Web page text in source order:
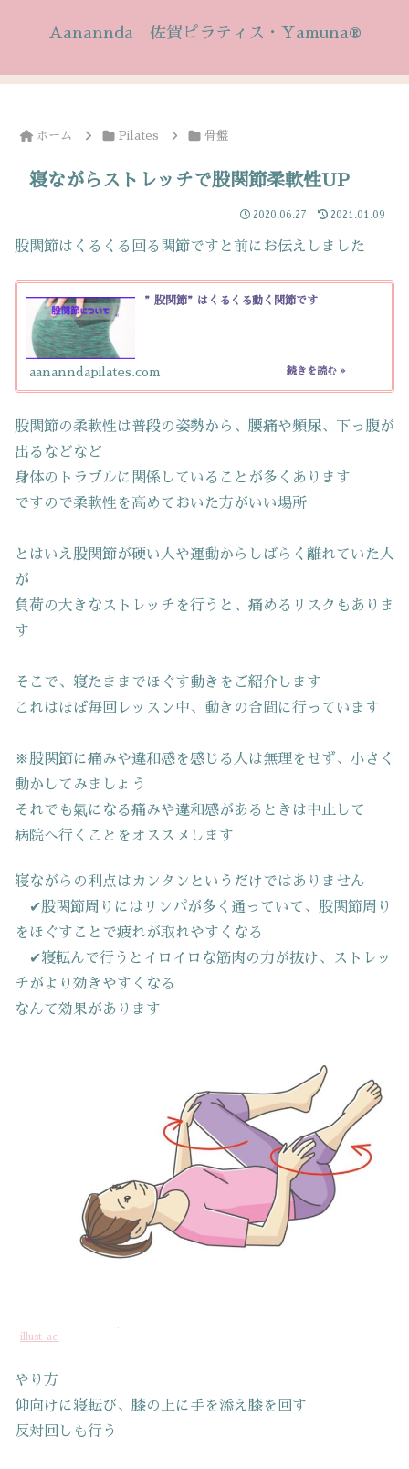
Aanannda 佐賀ピラティス・Yamuna®
ホーム Pilates 骨盤
寝ながらストレッチで股関節柔軟性UP
2020.06.27 2021.01.09
股関節はくるくる回る関節ですと前にお伝えしました
”股関節”はくるくる動く関節です
aananndapilates.com
股関節の柔軟性は普段の姿勢から、腰痛や頻尿、下っ腹が
出るなどなど
身体のトラブルに関係していることが多くあります
ですので柔軟性を高めておいた方がいい場所
とはいえ股関節が硬い人や運動からしばらく離れていた人
が
負荷の大きなストレッチを行うと、痛めるリスクもありま
す
そこで、寝たままでほぐす動きをご紹介します
これはほぼ毎回レッスン中、動きの合間に行っています
※股関節に痛みや違和感を感じる人は無理をせず、小さく
動かしてみましょう
それでも氣になる痛みや違和感があるときは中止して
病院へ行くことをオススメします
寝ながらの利点はカンタンというだけではありません
✔股関節周りにはリンパが多く通っていて、股関節周り
をほぐすことで疲れが取れやすくなる
✔寝転んで行うとイロイロな筋肉の力が抜け、ストレッ
チがより効きやすくなる
なんて効果があります
illust-ac
やり方
仰向けに寝転び、膝の上に手を添え膝を回す
反対回しも行う